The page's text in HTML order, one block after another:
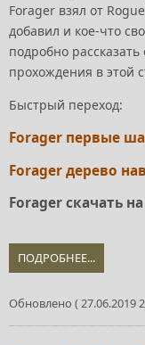
Forager взял от
добавил и кое-что
подробно
прохождения в этой
Быстрый переход:
Forager первые
Forager дерево
Forager скачать
ПОДРОБНЕЕ...
Обновлено ( 27.06.2019